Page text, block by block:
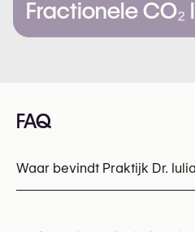
Fractionele CO₂
FAQ
Waar bevindt Praktijk Dr.